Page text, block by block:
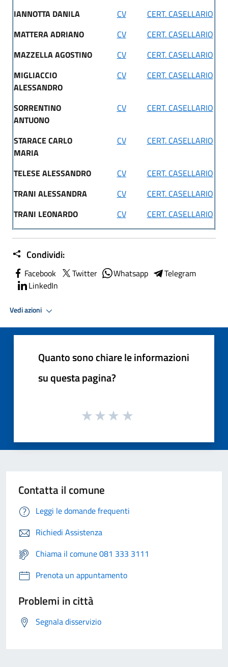
IANNOTTA DANILA
CV
CERT. CASELLARIO
MATTERA ADRIANO
CV
CERT. CASELLARIO
MAZZELLA AGOSTINO
CV
CERT. CASELLARIO
MIGLIACCIO
ALESSANDRO
CV CERT. CASELLARIO
SORRENTINO
ANTUONO
CV CERT. CASELLARIO
STARACE CARLO
MARIA
CV CERT. CASELLARIO
TELESE ALESSANDRO CV
CERT. CASELLARIO
TRANI ALESSANDRA
CV
CERT. CASELLARIO
TRANI LEONARDO
CV CERT. CASELLARIO
Condividi:
Facebook Twitter Whatsapp
Telegram
LinkedIn
Vedi azioni
Quanto sono chiare le informazioni
su questa pagina?
Contatta il comune
Leggi le domande frequenti
Richiedi Assistenza
Chiama il comune 081 333 3111
Prenota un appuntamento
Problemi in città
Segnala disservizio